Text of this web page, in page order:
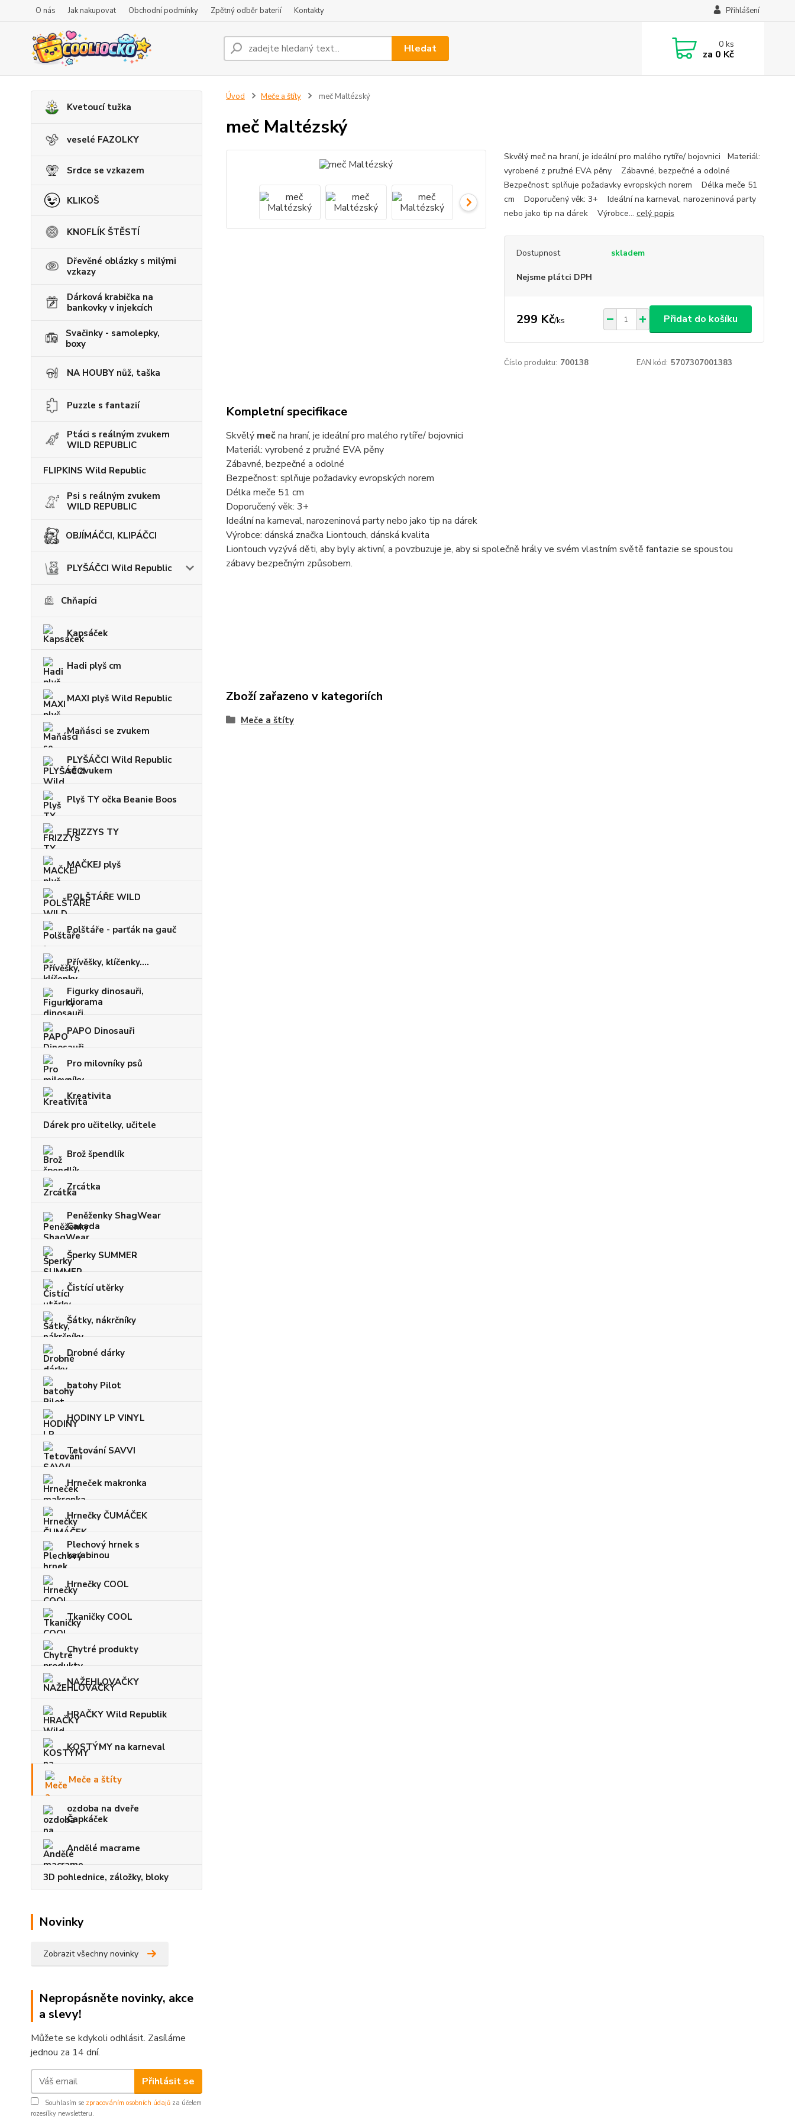
O nás Jak nakupovat Obchodní podmínky Zpětný odběr baterií Kontakty Přihlášení
Hledat 0ks
za 0 Kč
Kvetoucí tužka
veselé FAZOLKY
Srdce se vzkazem
KLIKOŠ
KNOFLÍK ŠTĚSTÍ
Dřevěné oblázky s milými
vzkazy
Dárková krabička na
bankovky v injekcích
Svačinky - samolepky,
boxy
NA HOUBY nůž, taška
Puzzle s fantazií
Ptáci s reálným zvukem
WILD REPUBLIC
FLIPKINS Wild Republic
Psi s reálným zvukem
WILD REPUBLIC
OBJÍMÁČCI, KLIPÁČCI
PLYŠÁČCI Wild Republic
Chňapíci
Kapsáček
Hadi plyš cm
MAXI plyš Wild Republic
Maňásci se zvukem
PLYŠÁČCI Wild Republic
se zvukem
Plyš TY očka Beanie Boos
FRIZZYS TY
MAČKEJ plyš
POLŠTÁŘE WILD
Polštáře - parťák na gauč
Přívěšky, klíčenky....
Figurky dinosauři,
diorama
PAPO Dinosauři
Pro milovníky psů
Kreativita
Dárek pro učitelky, učitele
Brož špendlík
Zrcátka
Peněženky ShagWear
Canada
Šperky SUMMER
Čistící utěrky
Šátky, nákrčníky
Drobné dárky
batohy Pilot
HODINY LP VINYL
Tetování SAVVI
Hrneček makronka
Hrnečky ČUMÁČEK
Plechový hrnek s
karabinou
Hrnečky COOL
Tkaničky COOL
Chytré produkty
NAŽEHLOVAČKY
HRAČKY Wild Republik
KOSTÝMY na karneval
Meče a štíty
ozdoba na dveře
Čapkáček
Andělé macrame
3D pohlednice, záložky, bloky
Novinky
Zobrazit všechny novinky
Nepropásněte novinky, akce
a slevy!
Můžete se kdykoli odhlásit. Zasíláme
jednou za 14 dní.
Přihlásit se
Souhlasím se zpracováním osobních údajů za účelem
rozesílky newsletteru.
Úvod Meče a štíty meč Maltézský
meč Maltézský
Skvělý meč na hraní, je ideální pro malého rytíře/ bojovnici Materiál:
vyrobené z pružné EVA pěny Zábavné, bezpečné a odolné
Bezpečnost: splňuje požadavky evropských norem Délka meče 51
cm Doporučený věk: 3+ Ideální na karneval, narozeninová party
nebo jako tip na dárek Výrobce... celý popis
Dostupnost skladem
Nejsme plátci DPH
299 Kč/ks Přidat do košíku
Číslo produktu: 700138 EAN kód: 5707307001383
Kompletní specifikace
Skvělý mečna hraní, je ideální pro malého rytíře/ bojovnici
Materiál: vyrobené z pružné EVA pěny
Zábavné, bezpečné a odolné
Bezpečnost: splňuje požadavky evropských norem
Délka meče 51 cm
Doporučený věk: 3+
Ideální na karneval, narozeninová party nebo jako tip na dárek
Výrobce: dánská značka Liontouch, dánská kvalita
Liontouch vyzývá děti, aby byly aktivní, a povzbuzuje je, aby si společně hrály ve svém vlastním světě fantazie se spoustou
zábavy bezpečným způsobem.
Zboží zařazeno v kategoriích
Meče a štíty